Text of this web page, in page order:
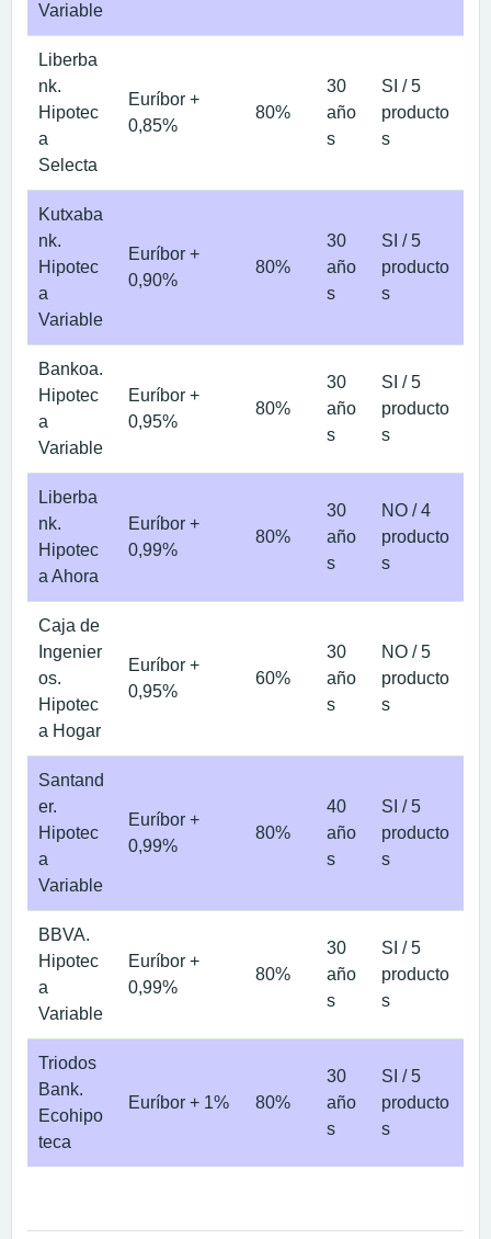
Variable
Liberba
nk.
Hipotec
a
Selecta
Euríbor +
0,85%
80%
30
año
s
SI / 5
producto
s
Kutxaba
nk.
Hipotec
a
Variable
Euríbor +
0,90%
80%
30
año
s
SI / 5
producto
s
Bankoa.
Hipotec
a
Variable
Euríbor +
0,95%
80%
30
año
s
SI / 5
producto
s
Liberba
nk.
Hipotec
a Ahora
Euríbor +
0,99%
80%
30
año
s
NO / 4
producto
s
Caja de
Ingenier
os.
Hipotec
a Hogar
Euríbor +
0,95%
60%
30
año
s
NO / 5
producto
s
Santand
er.
Hipotec
a
Variable
Euríbor +
0,99%
80%
40
año
s
SI / 5
producto
s
BBVA.
Hipotec
a
Variable
Euríbor +
0,99%
80%
30
año
s
SI / 5
producto
s
Triodos
Bank.
Ecohipo
teca
Euríbor + 1% 80%
30
año
s
SI / 5
producto
s